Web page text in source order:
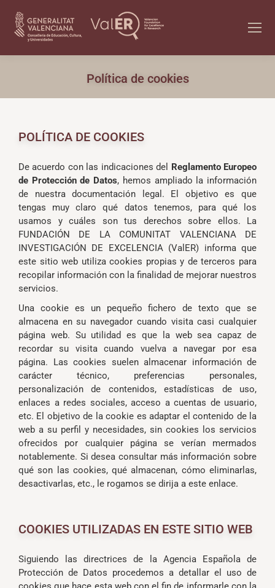
Política de cookies
POLÍTICA DE COOKIES
De acuerdo con las indicaciones del Reglamento Europeo
de Protección de Datos, hemos ampliado la información
de nuestra documentación legal. El objetivo es que
tengas muy claro qué datos tenemos, para qué los
usamos y cuáles son tus derechos sobre ellos. La
FUNDACIÓN DE LA COMUNITAT VALENCIANA DE
INVESTIGACIÓN DE EXCELENCIA (ValER) informa que
este sitio web utiliza cookies propias y de terceros para
recopilar información con la finalidad de mejorar nuestros
servicios.
Una cookie es un pequeño fichero de texto que se
almacena en su navegador cuando visita casi cualquier
página web. Su utilidad es que la web sea capaz de
recordar su visita cuando vuelva a navegar por esa
página. Las cookies suelen almacenar información de
carácter técnico, preferencias personales,
personalización de contenidos, estadísticas de uso,
enlaces a redes sociales, acceso a cuentas de usuario,
etc. El objetivo de la cookie es adaptar el contenido de la
web a su perfil y necesidades, sin cookies los servicios
ofrecidos por cualquier página se verían mermados
notablemente. Si desea consultar más información sobre
qué son las cookies, qué almacenan, cómo eliminarlas,
desactivarlas, etc., le rogamos se dirija a este enlace.
COOKIES UTILIZADAS EN ESTE SITIO WEB
Siguiendo las directrices de la Agencia Española de
Protección de Datos procedemos a detallar el uso de